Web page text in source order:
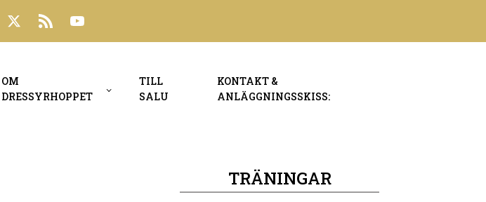
OM
DRESSYRHOPPET
TILL
SALU
KONTAKT &
ANLÄGGNINGSSKISS:
TRÄNINGAR